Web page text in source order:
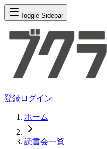
Toggle Sidebar
登録ログイン
ホーム
読書会一覧